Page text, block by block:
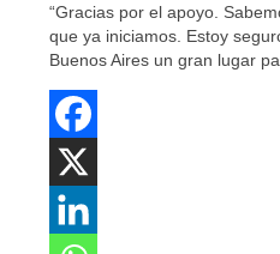
“Gracias por el apoyo.
que ya iniciamos. Estoy
Buenos Aires un gran lugar